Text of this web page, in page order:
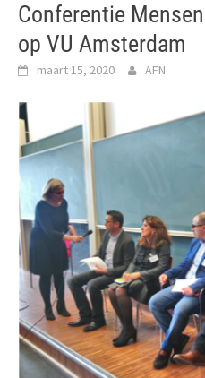
Conferentie
op VU Amsterdam
maart 15, 2020 AFN